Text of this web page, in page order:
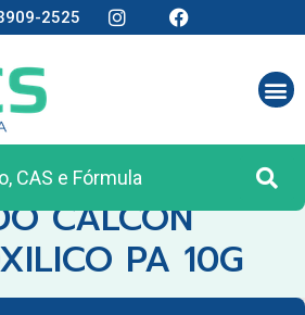
2525
REAGENTES ANALÍTICOS
CALCON
PA 10G